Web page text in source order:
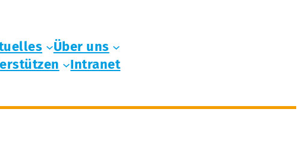
Über uns
Intranet